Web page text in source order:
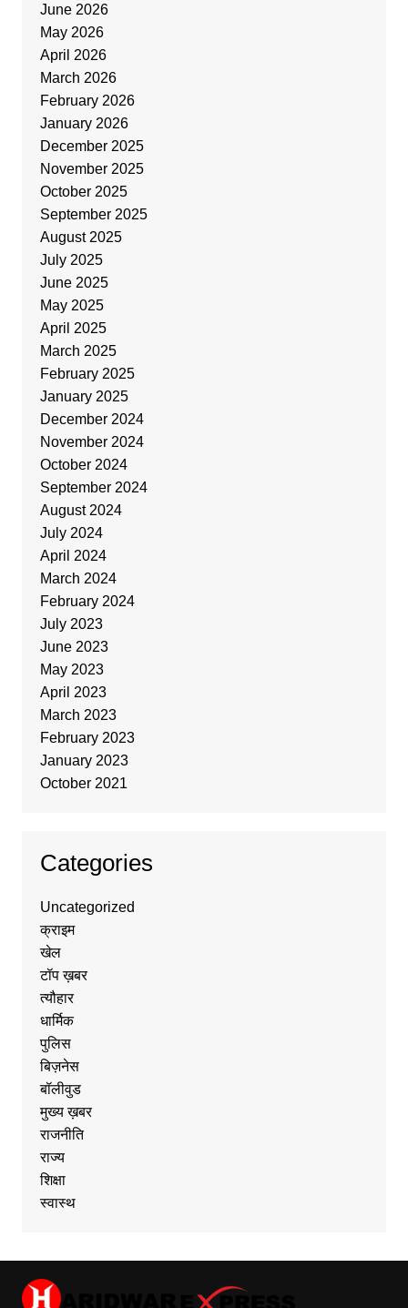
June 2026
May 2026
April 2026
March 2026
February 2026
January 2026
December 2025
November 2025
October 2025
September 2025
August 2025
July 2025
June 2025
May 2025
April 2025
March 2025
February 2025
January 2025
December 2024
November 2024
October 2024
September 2024
August 2024
July 2024
April 2024
March 2024
February 2024
July 2023
June 2023
May 2023
April 2023
March 2023
February 2023
January 2023
October 2021
Categories
Uncategorized
क्राइम
खेल
टॉप ख़बर
त्यौहार
धार्मिक
पुलिस
बिज़नेस
बॉलीवुड
मुख्य ख़बर
राजनीति
राज्य
शिक्षा
स्वास्थ